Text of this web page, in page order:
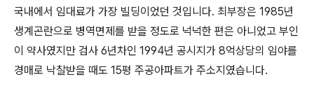
국내에서 임대료가 가장 빌딩이었던 것입니다. 최부장은 1985년
생계곤란으로 병역면제를 받을 정도로 넉넉한 편은 아니었고 부인
이 약사였지만 검사 6년차인 1994년 공시지가 8억상당의 임야를
경매로 낙찰받을 때도 15평 주공아파트가 주소지였습니다.